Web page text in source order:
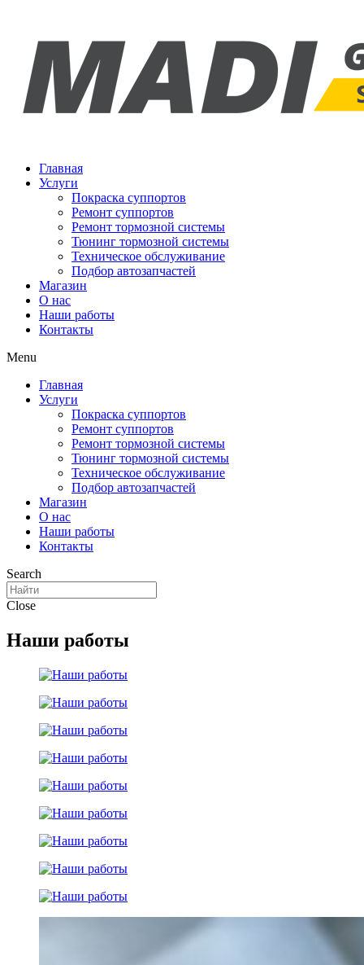
содержимому
Главная
Услуги
Покраска суппортов
Ремонт суппортов
Ремонт тормозной системы
Тюнинг тормозной системы
Техническое обслуживание
Подбор автозапчастей
Магазин
О нас
Наши работы
Контакты
Menu
Главная
Услуги
Покраска суппортов
Ремонт суппортов
Ремонт тормозной системы
Тюнинг тормозной системы
Техническое обслуживание
Подбор автозапчастей
Магазин
О нас
Наши работы
Контакты
Search
Close
Наши работы